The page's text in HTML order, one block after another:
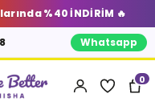
%40 İNDİRİM 🔥
Whatsapp
0